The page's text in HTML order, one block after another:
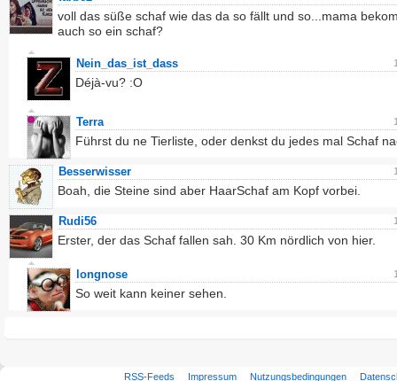
voll das süße schaf wie das da so fällt und so...mama
auch so ein schaf?
Nein_das_ist_dass
Déjà-vu? :O
Terra
Führst du ne Tierliste, oder denkst du jedes mal Schaf
Besserwisser
Boah, die Steine sind aber HaarSchaf am Kopf vorbei.
Rudi56
Erster, der das Schaf fallen sah. 30 Km nördlich von hier.
longnose
So weit kann keiner sehen.
RSS-Feeds Impressum Nutzungsbedingungen